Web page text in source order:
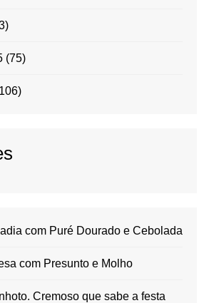
(75)
com Puré Dourado e Cebolada
com Presunto e Molho
Cremoso que sabe a festa